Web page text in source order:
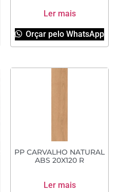
Ler mais
Orçar pelo WhatsApp
PP CARVALHO NATURAL
ABS 20X120 R
Ler mais